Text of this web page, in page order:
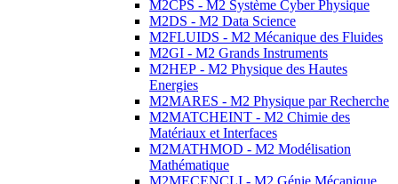
M2CPS - M2 Système Cyber Physique
M2DS - M2 Data Science
M2FLUIDS - M2 Mécanique des Fluides
M2GI - M2 Grands Instruments
M2HEP - M2 Physique des Hautes
Energies
M2MARES - M2 Physique par Recherche
M2MATCHEINT - M2 Chimie des
Matériaux et Interfaces
M2MATHMOD - M2 Modélisation
Mathématique
M2MECENCLI - M2 Génie Mécanique